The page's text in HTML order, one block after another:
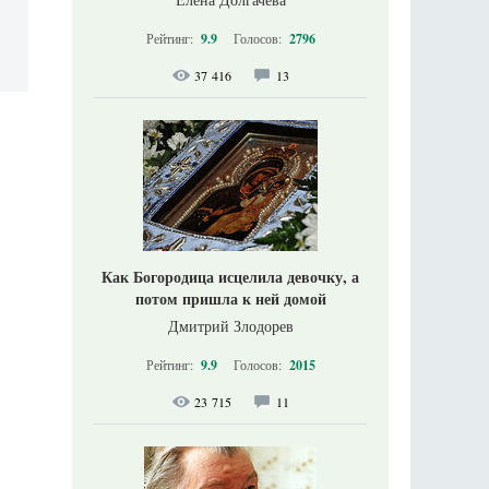
Рейтинг: 9.9 Голосов: 2796
37 416 13
Как Богородица исцелила девочку, а
потом пришла к ней домой
Дмитрий Злодорев
Рейтинг: 9.9 Голосов: 2015
23 715 11